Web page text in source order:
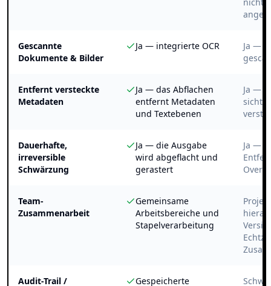
Gescannte
Dokumente & Bilder
Ja — integrierte OCR
Ja —
Entfernt versteckte
Metadaten
Ja — das Abflachen
entfernt Metadaten
und Textebenen
Ja —
Dauerhafte,
irreversible
Schwärzung
Ja — die Ausgabe
wird abgeflacht und
gerastert
Ja —
Team-
Zusammenarbeit
Gemeinsame
Arbeitsbereiche und
Stapelverarbeitung
Audit-Trail /
Gespeicherte